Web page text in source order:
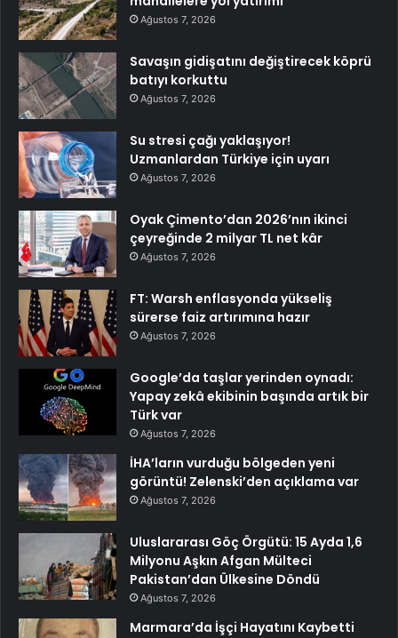
Ağustos 7, 2026
Savaşın gidişatını değiştirecek köprü
batıyı korkuttu
Ağustos 7, 2026
Su stresi çağı yaklaşıyor!
Uzmanlardan Türkiye için uyarı
Ağustos 7, 2026
Oyak Çimento’dan 2026’nın ikinci
çeyreğinde 2 milyar TL net kâr
Ağustos 7, 2026
FT: Warsh enflasyonda yükseliş
sürerse faiz artırımına hazır
Ağustos 7, 2026
Google’da taşlar yerinden oynadı:
Yapay zekâ ekibinin başında artık bir
Türk var
Ağustos 7, 2026
İHA’ların vurduğu bölgeden yeni
görüntü! Zelenski’den açıklama var
Ağustos 7, 2026
Uluslararası Göç Örgütü: 15 Ayda 1,6
Milyonu Aşkın Afgan Mülteci
Pakistan’dan Ülkesine Döndü
Ağustos 7, 2026
Marmara’da İşçi Hayatını Kaybetti